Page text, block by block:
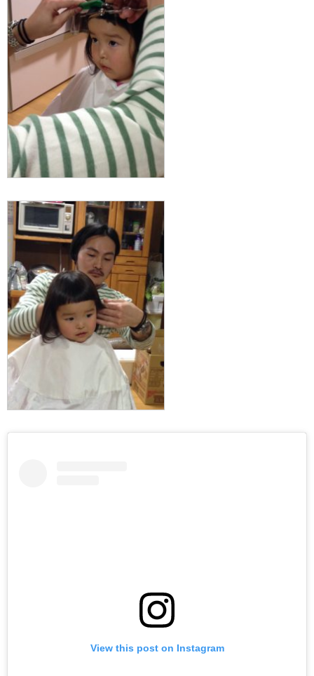
View this post on Instagram